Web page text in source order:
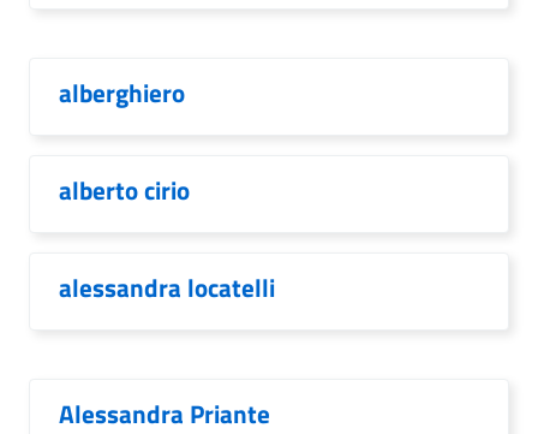
alberghiero
alberto cirio
alessandra locatelli
Alessandra Priante